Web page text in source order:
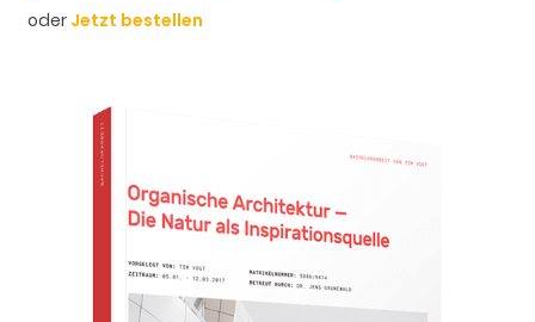
oder Jetzt bestellen